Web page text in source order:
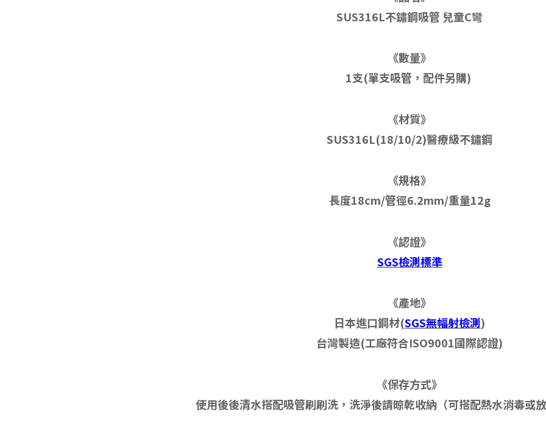
SUS316L不鏽鋼吸管 兒童C彎
《數量》
1支(單支吸管，配件另購)
《材質》
SUS316L(18/10/2)醫療級不鏽鋼
《規格》
長度18cm/管徑6.2mm/重量12g
《認證》
SGS檢測標準
《產地》
日本進口鋼材(SGS無幅射檢測)
台灣製造(工廠符合ISO9001國際認證)
《保存方式》
使用後後清水搭配吸管刷刷洗，洗淨後請晾乾收納（可搭配熱水消毒或放